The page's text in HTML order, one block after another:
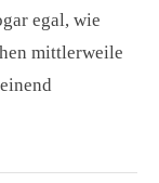
egal, wie
mittlerweile